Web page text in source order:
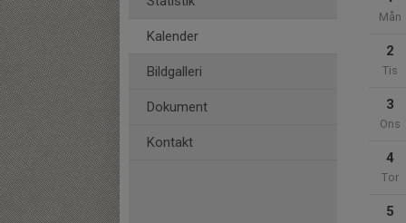
Kalender
Bildgalleri
Dokument
Kontakt
Mån
2
Tis
3
Ons
4
Tor
5